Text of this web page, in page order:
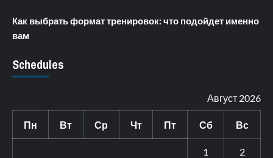
Как выбрать формат тренировок: что подойдет именно
вам
Schedules
Август 2026
Пн Вт Ср Чт Пт Сб Вс
1 2